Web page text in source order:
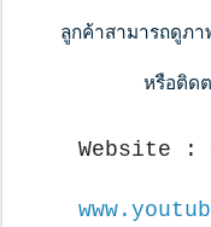
ลูกค้าสามารถดูภา
หรือติด
Website :